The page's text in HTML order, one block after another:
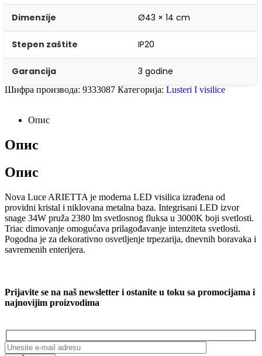
Dimenzije Ø43 × 14 cm
Stepen zaštite IP20
Garancija 3 godine
Шифра производа: 9333087 Категорија: Lusteri I visilice
Опис
Опис
Опис
Nova Luce ARIETTA je moderna LED visilica izrađena od
providni kristal i niklovana metalna baza. Integrisani LED izvor
snage 34W pruža 2380 lm svetlosnog fluksa u 3000K boji svetlosti.
Triac dimovanje omogućava prilagođavanje intenziteta svetlosti.
Pogodna je za dekorativno osvetljenje trpezarija, dnevnih boravaka i
savremenih enterijera.
Prijavite se na naš newsletter i ostanite u toku sa promocijama i
najnovijim proizvodima